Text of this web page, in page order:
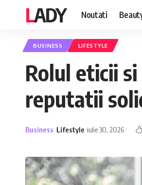
LADY Noutati
BUSINESS LIFESTYLE
Rolul eticii
reputatii
Business Lifestyle iulie 30, 2026